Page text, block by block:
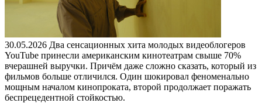
30.05.2026 Два сенсационных хита молодых видеоблогеров
YouTube принесли американским кинотеатрам свыше 70%
вчерашней выручки. Причём даже сложно сказать, который из
фильмов больше отличился. Один шокировал феноменально
мощным началом кинопроката, второй продолжает поражать
беспрецедентной стойкостью.